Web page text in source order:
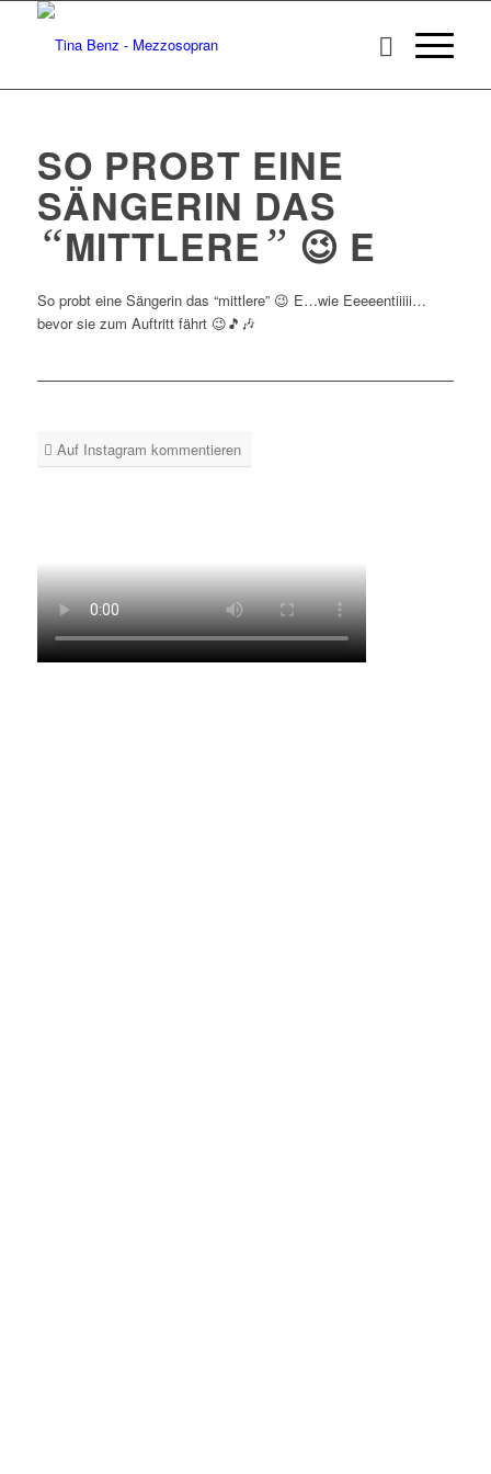
SO PROBT EINE
SÄNGERIN DAS
“MITTLERE” 😉 E
So probt eine Sängerin das “mittlere” 😉 E…wie Eeeeentiiiii…
bevor sie zum Auftritt fährt 😉🎵🎶
Auf Instagram kommentieren